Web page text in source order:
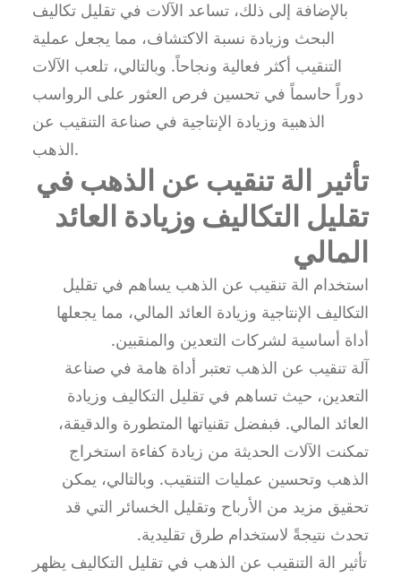
بالإضافة إلى ذلك، تساعد الآلات في تقليل تكاليف
البحث وزيادة نسبة الاكتشاف، مما يجعل عملية
التنقيب أكثر فعالية ونجاحاً. وبالتالي، تلعب الآلات
دوراً حاسماً في تحسين فرص العثور على الرواسب
الذهبية وزيادة الإنتاجية في صناعة التنقيب عن
الذهب.
تأثير الة تنقيب عن الذهب في
تقليل التكاليف وزيادة العائد
المالي
استخدام الة تنقيب عن الذهب يساهم في تقليل
التكاليف الإنتاجية وزيادة العائد المالي، مما يجعلها
أداة أساسية لشركات التعدين والمنقبين.
آلة تنقيب عن الذهب تعتبر أداة هامة في صناعة
التعدين، حيث تساهم في تقليل التكاليف وزيادة
العائد المالي. فبفضل تقنياتها المتطورة والدقيقة،
تمكنت الآلات الحديثة من زيادة كفاءة استخراج
الذهب وتحسين عمليات التنقيب. وبالتالي، يمكن
تحقيق مزيد من الأرباح وتقليل الخسائر التي قد
تحدث نتيجةً لاستخدام طرق تقليدية.
تأثير الة التنقيب عن الذهب في تقليل التكاليف يظهر